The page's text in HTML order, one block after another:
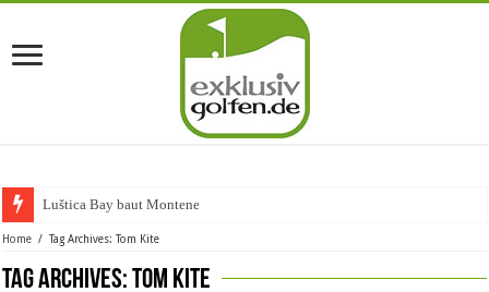
Luštica Bay baut Montenegros e
Home / Tag Archives: Tom Kite
Tag Archives:Tom Kite